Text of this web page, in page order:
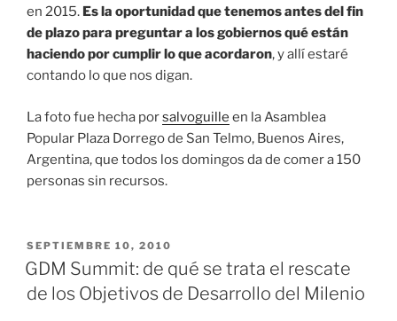
en 2015. Es la oportunidad que tenemos antes del fin
de plazo para preguntar a los gobiernos qué están
haciendo por cumplir lo que acordaron, y allí estaré
contando lo que nos digan.
La foto fue hecha porsalvoguille en la Asamblea
Popular Plaza Dorrego de San Telmo, Buenos Aires,
Argentina, que todos los domingos da de comer a 150
personas sin recursos.
PUBLICADO
EL
SEPTIEMBRE 10, 2010
GDM Summit: de qué se trata el rescate
de los Objetivos de Desarrollo del Milenio